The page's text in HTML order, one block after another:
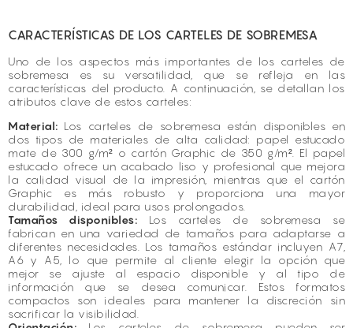
CARACTERÍSTICAS DE LOS CARTELES DE SOBREMESA
Uno de los aspectos más importantes de los carteles de
sobremesa es su versatilidad, que se refleja en las
características del producto. A continuación, se detallan los
atributos clave de estos carteles:
Material: Los carteles de sobremesa están disponibles en
dos tipos de materiales de alta calidad: papel estucado
mate de 300 g/m² o cartón Graphic de 350 g/m². El papel
estucado ofrece un acabado liso y profesional que mejora
la calidad visual de la impresión, mientras que el cartón
Graphic es más robusto y proporciona una mayor
durabilidad, ideal para usos prolongados.
Tamaños disponibles: Los carteles de sobremesa se
fabrican en una variedad de tamaños para adaptarse a
diferentes necesidades. Los tamaños estándar incluyen A7,
A6 y A5, lo que permite al cliente elegir la opción que
mejor se ajuste al espacio disponible y al tipo de
información que se desea comunicar. Estos formatos
compactos son ideales para mantener la discreción sin
sacrificar la visibilidad.